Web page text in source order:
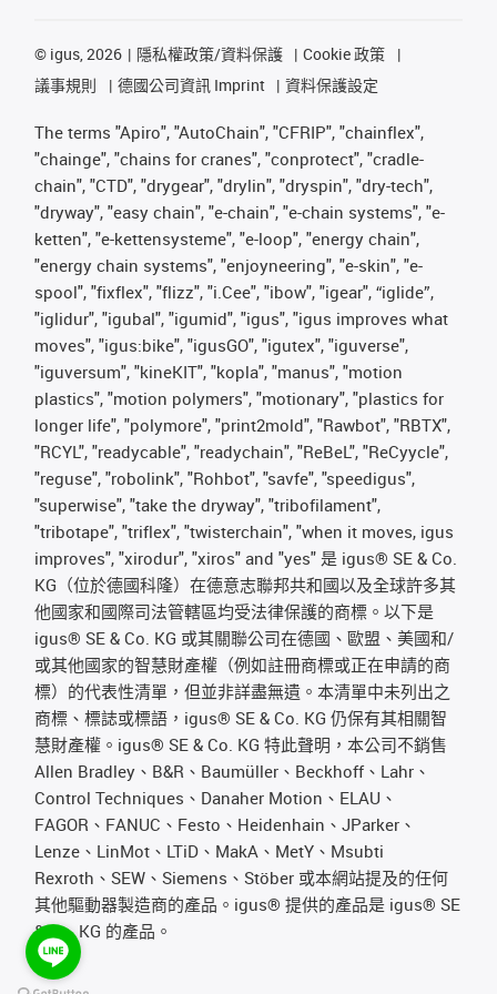
© igus, 2026 隱私權政策/資料保護
Cookie 政策
議事規則
德國公司資訊 Imprint 資料保護設定
The terms "Apiro", "AutoChain", "CFRIP", "chainflex",
"chainge", "chains for cranes", "conprotect", "cradle-
chain", "CTD", "drygear", "drylin", "dryspin", "dry-tech",
"dryway", "easy chain", "e-chain", "e-chain systems", "e-
ketten", "e-kettensysteme", "e-loop", "energy chain",
"energy chain systems", "enjoyneering", "e-skin", "e-
spool", "fixflex", "flizz", "i.Cee", "ibow", "igear", “iglide”,
"iglidur", "igubal", "igumid", "igus", "igus improves what
moves", "igus:bike", "igusGO", "igutex", "iguverse",
"iguversum", "kineKIT", "kopla", "manus", "motion
plastics", "motion polymers", "motionary", "plastics for
longer life", "polymore", "print2mold", "Rawbot", "RBTX",
"RCYL", "readycable", "readychain", "ReBeL", "ReCyycle",
"reguse", "robolink", "Rohbot", "savfe", "speedigus",
"superwise", "take the dryway", "tribofilament",
"tribotape", "triflex", "twisterchain", "when it moves, igus
improves", "xirodur", "xiros" and "yes" 是 igus® SE & Co.
KG（位於德國科隆）在德意志聯邦共和國以及全球許多其
他國家和國際司法管轄區均受法律保護的商標。以下是
igus® SE & Co. KG 或其關聯公司在德國、歐盟、美國和/
或其他國家的智慧財產權（例如註冊商標或正在申請的商
標）的代表性清單，但並非詳盡無遺。本清單中未列出之
商標、標誌或標語，igus® SE & Co. KG 仍保有其相關智
慧財產權。igus® SE & Co. KG 特此聲明，本公司不銷售
Allen Bradley、B&R、Baumüller、Beckhoff、Lahr、
Control Techniques、Danaher Motion、ELAU、
FAGOR、FANUC、Festo、Heidenhain、JParker、
Lenze、LinMot、LTiD、MakA、MetY、Msubti
Rexroth、SEW、Siemens、Stöber 或本網站提及的任何
其他驅動器製造商的產品。igus® 提供的產品是 igus® SE
& Co. KG 的產品。